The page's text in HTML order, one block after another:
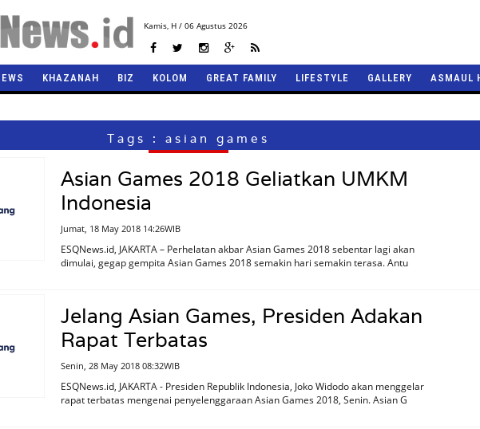
Kamis,H / 06 Agustus 2026
KHAZANAH BIZ KOLOM GREAT FAMILY LIFESTYLE GALLERY ASMAUL
Tags : asian games
Asian Games 2018 Geliatkan UMKM
Indonesia
Jumat, 18 May 2018 14:26WIB
ESQNews.id, JAKARTA – Perhelatan akbar Asian Games 2018 sebentar lagi akan
dimulai, gegap gempita Asian Games 2018 semakin hari semakin terasa. Antu
Jelang Asian Games, Presiden Adakan
Rapat Terbatas
Senin, 28 May 2018 08:32WIB
ESQNews.id, JAKARTA - Presiden Republik Indonesia, Joko Widodo akan menggelar
rapat terbatas mengenai penyelenggaraan Asian Games 2018, Senin. Asian G